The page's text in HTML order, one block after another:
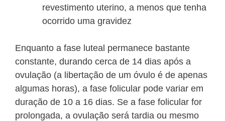
revestimento uterino, a menos que tenha
ocorrido uma gravidez
Enquanto a fase luteal permanece bastante
constante, durando cerca de 14 dias após a
ovulação (a libertação de um óvulo é de apenas
algumas horas), a fase folicular pode variar em
duração de 10 a 16 dias. Se a fase folicular for
prolongada, a ovulação será tardia ou mesmo